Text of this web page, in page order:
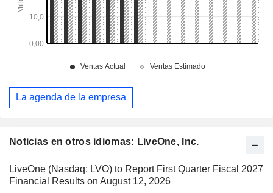
Noticias en otros idiomas: LiveOne, Inc.
LiveOne (Nasdaq: LVO) to Report First Quarter Fiscal 2027
Financial Results on August 12, 2026
La agenda de la empresa